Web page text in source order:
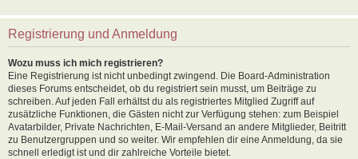
Registrierung und Anmeldung
Wozu muss ich mich registrieren?
Eine Registrierung ist nicht unbedingt zwingend. Die Board-Administration
dieses Forums entscheidet, ob du registriert sein musst, um Beiträge zu
schreiben. Auf jeden Fall erhältst du als registriertes Mitglied Zugriff auf
zusätzliche Funktionen, die Gästen nicht zur Verfügung stehen: zum Beispiel
Avatarbilder, Private Nachrichten, E-Mail-Versand an andere Mitglieder, Beitritt
zu Benutzergruppen und so weiter. Wir empfehlen dir eine Anmeldung, da sie
schnell erledigt ist und dir zahlreiche Vorteile bietet.